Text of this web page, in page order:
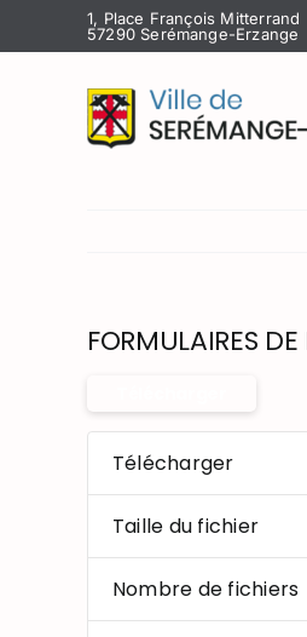
au
1, Place François Mitterrand
57290 Serémange-Erzange
FORMULAIRES
Télécharger
Taille du fichier
Nombre de fichiers